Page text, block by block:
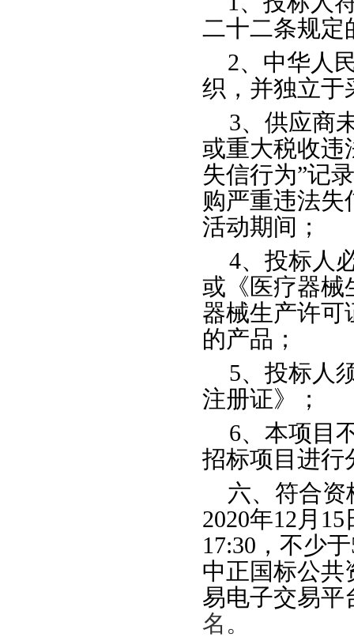
二十二条规定
2、中华人
织，并独立于
3、供应商
或重大税收违
失信行为”记
购严重违法失
活动期间；
4、投标人
或《医疗器械
器械生产许可
的产品；
5、投标人
注册证》；
6、本项目
招标项目进行
六、符合资
2020年12 月 15
17:30，不少
中正国标公共
易电子交易平
名。